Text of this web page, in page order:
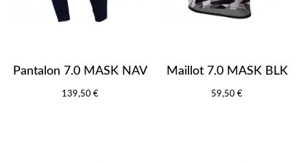
Pantalon 7.0 MASK NAV
139,50 €
Maillot 7.0 MASK BLK
59,50 €